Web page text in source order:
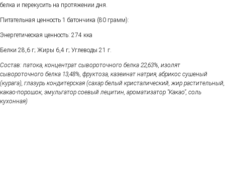
белка и перекусить на протяжении дня.
Питательная ценность 1 батончика (80 грамм):
Энергетическая ценность: 274 кка
Белки 28,6 г; Жиры 6,4 г; Углеводы 21 г.
Состав: патока, концентрат сывороточного белка 22,63%, изолят
сывороточного белка 13,48%, фруктоза, казеинат натрия, абрикос сушеный
(курага), глазурь кондитерская (сахар белый кристалический, жир растительный,
какао-порошок, эмульгатор соевый лецитин, ароматизатор "Какао", соль
кухонная)